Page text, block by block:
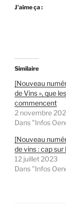
J’aime ça :
Similaire
[Nouveau
de Vins », que
commencent
2 novembre
Dans "Infos
[Nouveau
de vins : cap sur
12 juillet 2023
Dans "Infos